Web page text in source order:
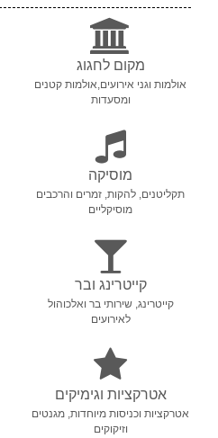
מקום לחגוג
אולמות וגני אירועים,אולמות קטנים
ומסעדות
מוסיקה
תקליטנים, להקות, זמרים והרכבים
מוסיקליים
קייטרינג ובר
קייטרינג, שירותי בר ואלכוהול
לאירועים
אטרקציות וגימיקים
אטרקציות וכניסות מיוחדות, מגנטים
וזיקוקים